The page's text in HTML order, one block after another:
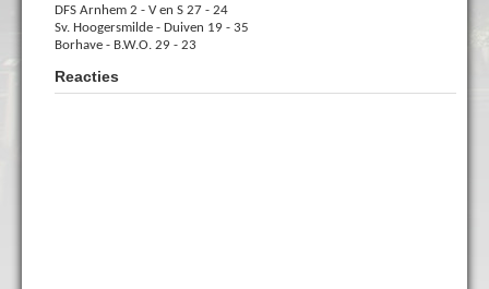
DFS Arnhem 2 - V en S 27 - 24
Sv. Hoogersmilde - Duiven 19 - 35
Borhave - B.W.O. 29 - 23
Reacties